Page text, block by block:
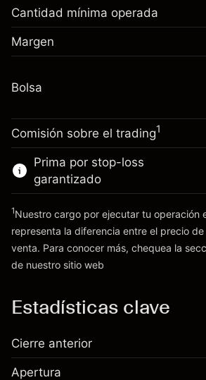
Ajuste de financiamiento
nocturno
Cargos por el valor total de la
posición
Tamaño de la operación con
~$20,000.00
Ir a la plataforma
Margen. Tu inversión
Ajuste de financiamiento
Tamaño de la operación con
~$20,000.00
Dinero del apalancamiento ~ $
Cantidad mínima operada
Margen
Bolsa
Comisión sobre el trading1
Prima por stop-loss
garantizado
1Nuestro cargo por ejecutar tu operación
representa la diferencia entre el precio
venta. Para conocer más, chequea la
de nuestro sitio web
Estadísticas clave
Cierre anterior
Apertura